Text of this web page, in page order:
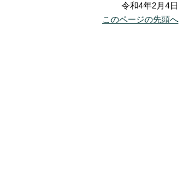
令和4年2月4日
このページの先頭へ